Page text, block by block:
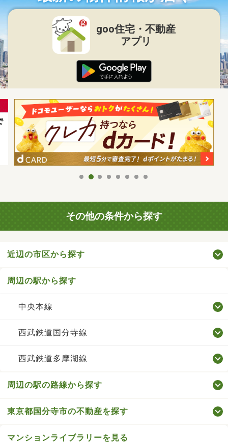
goo住宅・不動産
アプリ
その他の条件から探す
近辺の市区から探す
周辺の駅から探す
中央本線
西武鉄道国分寺線
西武鉄道多摩湖線
周辺の駅の路線から探す
東京都国分寺市の不動産を探す
マンションライブラリーを見る